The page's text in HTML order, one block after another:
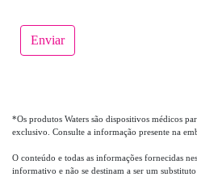
Enviar
*Os produtos Waters são dispositivos médicos
exclusivo. Consulte a informação presente na
O conteúdo e todas as informações fornecidas
informativo e não se destinam a ser um